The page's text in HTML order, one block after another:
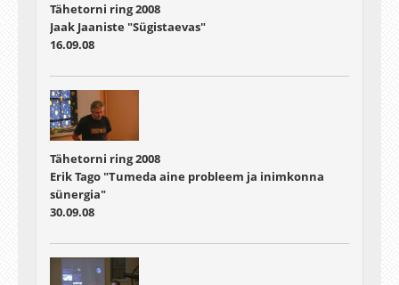
Tähetorni ring 2008
Jaak Jaaniste "Sügistaevas"
16.09.08
Tähetorni ring 2008
Erik Tago "Tumeda aine probleem ja inimkonna
sünergia"
30.09.08